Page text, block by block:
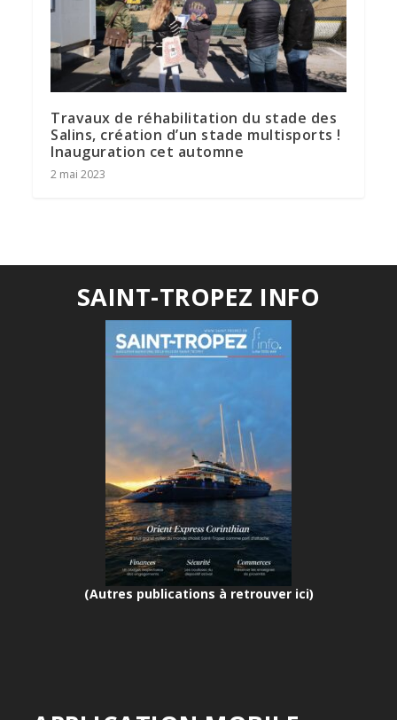
Travaux de réhabilitation du stade des
Salins, création d’un stade multisports !
Inauguration cet automne
2 mai 2023
SAINT-TROPEZ INFO
(Autres publications à retrouver ici)